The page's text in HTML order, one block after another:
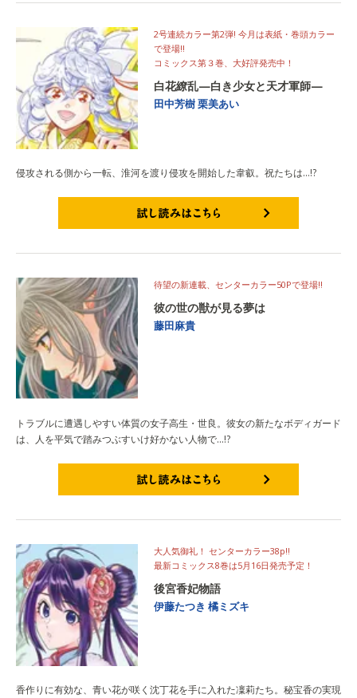
2号連続カラー第2弾! 今月は表紙・巻頭カラー
で登場!!
コミックス第３巻、大好評発売中！
白花繚乱—白き少女と天才軍師—
田中芳樹栗美あい
侵攻される側から一転、淮河を渡り侵攻を開始した韋叡。祝たちは…!?
待望の新連載、センターカラー50Pで登場!!
彼の世の獣が見る夢は
藤田麻貴
トラブルに遭遇しやすい体質の女子高生・世良。彼女の新たなボディガード
は、人を平気で踏みつぶすいけ好かない人物で…!?
大人気御礼！ センターカラー38p!!
最新コミックス8巻は5月16日発売予定！
後宮香妃物語
伊藤たつき 橘ミズキ
香作りに有効な、青い花が咲く沈丁花を手に入れた凜莉たち。秘宝香の実現